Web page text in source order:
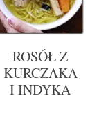
ROSÓŁ Z
KURCZAKA
I INDYKA